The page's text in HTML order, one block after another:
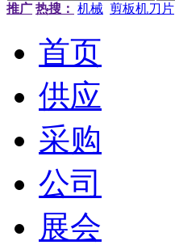
推广 热搜： 机械 剪板机刀片
首页
供应
采购
公司
展会